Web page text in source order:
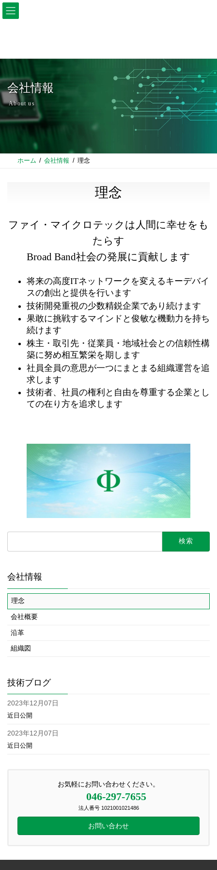
コ
ン
テ
プ
ナ
ビ
ゲ
動会社情報
About us
ホーム 会社情報 理念
理念
ファイ・マイクロテックは人間に幸せをも
たらす
Broad Band社会の発展に貢献します
将来の高度ITネットワークを変えるキーデバイ
スの創出と提供を行います
技術開発重視の少数精鋭企業であり続けます
果敢に挑戦するマインドと俊敏な機動力を持ち
続けます
株主・取引先・従業員・地域社会との信頼性構
築に努め相互繁栄を期します
社員全員の意思が一つにまとまる組織運営を追
求します
技術者、社員の権利と自由を尊重する企業とし
ての在り方を追求します
検
会社情報
理念
会社概要
沿革
組織図
技術ブログ
2023年12月07日
近日公開
2023年12月07日
近日公開
お気軽にお問い合わせください。
046-297-7655
法人番号 1021001021486
お問い合わせ